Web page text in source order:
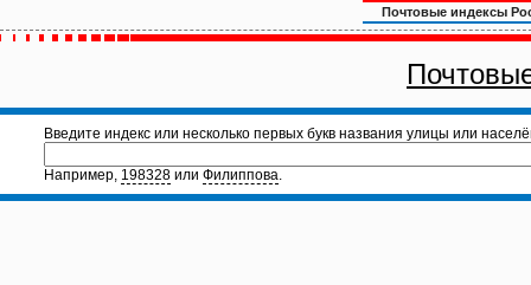
Почтовые индексы
Введите индекс или несколько первых букв названия улицы или
Например, 198328 или Филиппова.